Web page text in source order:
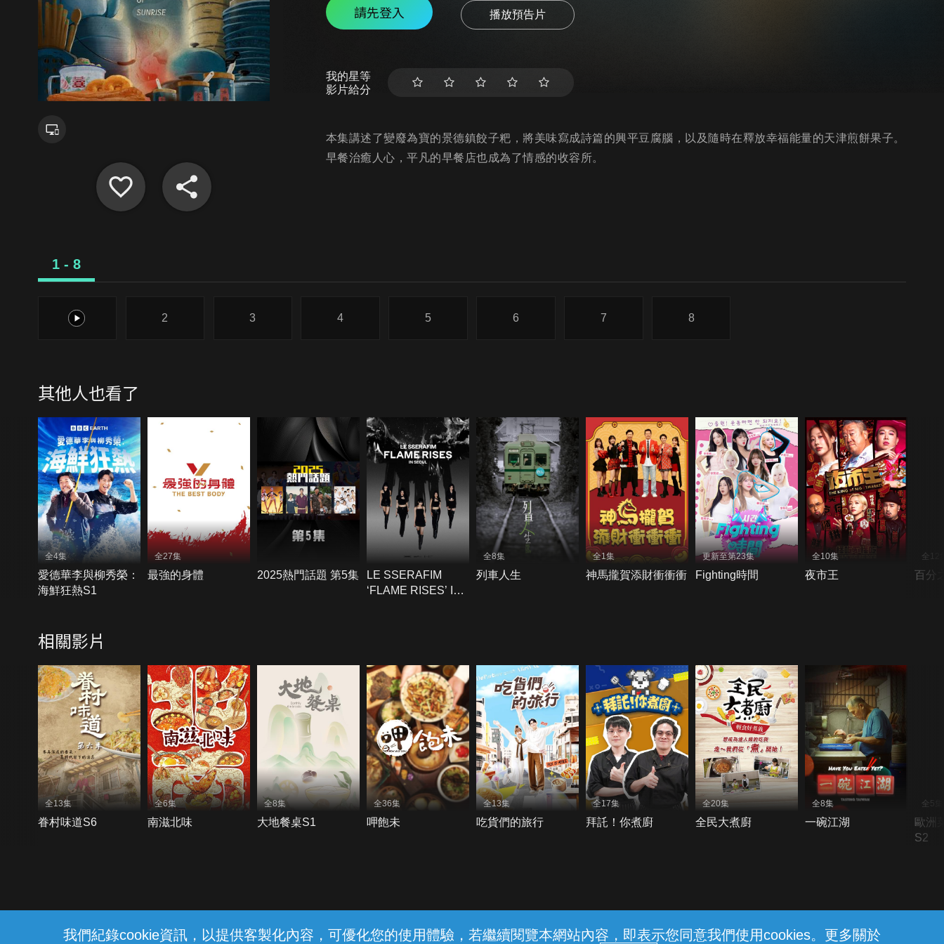
我們紀錄cookie資訊，以提供客製化內容，可優化您的使用體驗，若繼續閱覽本網站內容，即表示您同意我們使用cookies。更多關於
請先登入 播放預告片
我的星等
影片給分
本集講述了變廢為寶的景德鎮餃子粑，將美味寫成詩篇的興平豆腐腦，以及隨時在釋放幸福能量的天津煎餅果子。
早餐治癒人心，平凡的早餐店也成為了情感的收容所。
1 - 8
1 2 3 4 5 6 7 8
其他人也看了
全4集
愛德華李與柳秀榮：
海鮮狂熱S1
全27集
最強的身體 2025熱門話題 第5集
LE SSERAFIM
‘FLAME RISES’ IN
全8集
列車人生
全1集
神馬攏賀添財衝衝衝
更新至第23集
Fighting時間
全10集
夜市王
全12
百分
相關影片
全13集
眷村味道S6
全6集
南滋北味
全8集
大地餐桌S1
全36集
呷飽未
全13集
吃貨們的旅行
全17集
拜託！你煮廚
全20集
全民大煮廚
全8集
一碗江湖
全5集
歐洲
S2
線上客服 服務條款 隱私權保護